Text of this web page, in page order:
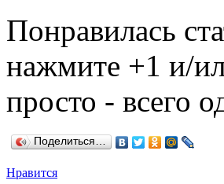
Понравилась
нажмите +1 и/
просто - всего
Поделиться…
Нравится